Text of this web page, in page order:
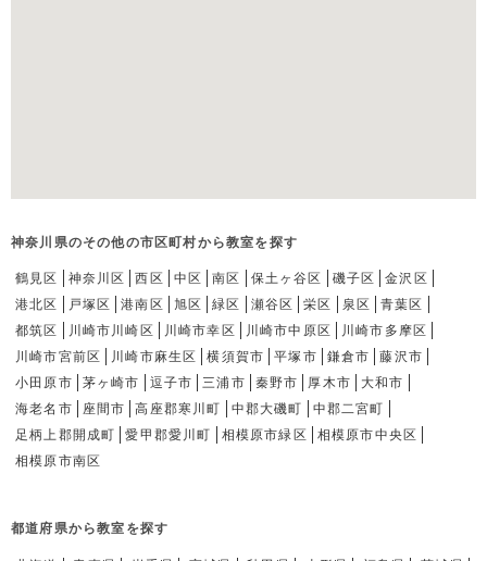
神奈川県のその他の市区町村から教室を探す
鶴見区 神奈川区 西区 中区 南区 保土ヶ谷区 磯子区
金沢区
港北区
戸塚区 港南区 旭区 緑区 瀬谷区 栄区 泉区
青葉区
都筑区
川崎市川崎区 川崎市幸区 川崎市中原区
川崎市多摩区
川崎市宮前区
川崎市麻生区 横須賀市 平塚市 鎌倉市
藤沢市
小田原市
茅ヶ崎市 逗子市 三浦市 秦野市 厚木市
大和市
海老名市
座間市 高座郡寒川町 中郡大磯町
中郡二宮町
足柄上郡開成町
愛甲郡愛川町 相模原市緑区
相模原市中央区
相模原市南区
都道府県から教室を探す